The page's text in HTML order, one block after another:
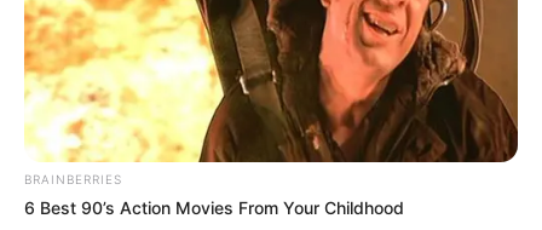
Demikianlah sederet fakta unik dan cara memelihara sugar glider.
Jika kamu memang berniat untuk memelihara hewan mungil ini,
ada baiknya kamu mempelajari lebih dalam tentang cara
merawatnya.
Usahakan untuk selalu mengajaknya bermain, sebab hewan lucu
tersebut sangat suka bermain bersama.
BRAINBERRIES
6 Best 90’s Action Movies From Your Childhood